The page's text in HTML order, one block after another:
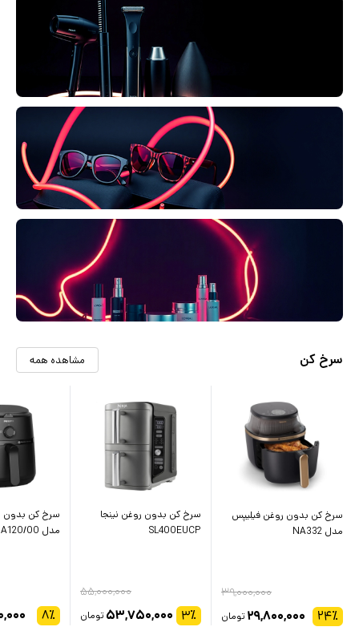
سرخ کن مشاهده همه
سرخ کن بدون روغن فیلیپس
مدل NA332
۲۴٪
۳۹,۰۰۰,۰۰۰
۲۹,۸۰۰,۰۰۰ تومان
سرخ کن بدون روغن نینجا
SL400EUCP
۳٪
۵۵,۰۰۰,۰۰۰
۵۳,۷۵۰,۰۰۰ تومان
سرخ کن بدون
مدل NA120/00
۸٪